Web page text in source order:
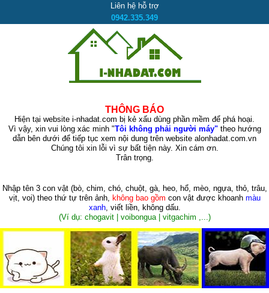
Liên hệ hỗ trợ
0942.335.349
THÔNG BÁO
Hiện tại website i-nhadat.com bị kẻ xấu dùng phần mềm để phá hoại.
Vì vậy, xin vui lòng xác minh "Tôi không phải người máy"theo hướng
dẫn bên dưới để tiếp tục xem nội dung trên website alonhadat.com.vn
Chúng tôi xin lỗi vì sự bất tiện này. Xin cám ơn.
Trân trọng.
Nhập tên 3 con vật (bò, chim, chó, chuột, gà, heo, hổ, mèo, ngựa, thỏ, trâu,
vịt, voi)theo thứ tự trên ảnh, không bao gồm con vật được khoanh màu
xanh, viết liền, không dấu.
(Ví dụ: chogavit | voibongua | vitgachim ,...)